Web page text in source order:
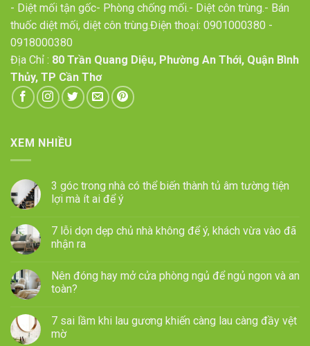
- Diệt mối tận gốc- Phòng chống mối.- Diệt côn trùng.- Bán
thuốc diệt mối, diệt côn trùng.Điện thoại: 0901000380 -
0918000380
Địa Chỉ : 80 Trần Quang Diệu, Phường An Thới, Quận Bình
Thủy, TP Cần Thơ
XEM NHIỀU
3 góc trong nhà có thể biến thành tủ âm tường tiện
lợi mà ít ai để ý
7 lỗi dọn dẹp chủ nhà không để ý, khách vừa vào đã
nhận ra
Nên đóng hay mở cửa phòng ngủ để ngủ ngon và an
toàn?
7 sai lầm khi lau gương khiến càng lau càng đầy vệt
mờ